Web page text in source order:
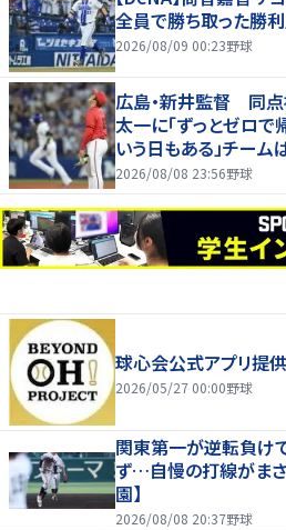
全員で勝ち取った勝利
2026/08/09 00:23野球
広島・新井監督 同点
太一に「ずっとゼロで
いう日もある」チー
サヨナラ負け
2026/08/08 23:56野球
球心会公式アプリ提供
2026/05/27 00:00野球
関東第一が逆転負け
ず…自慢の打線がま
園】
2026/08/08 20:37野球